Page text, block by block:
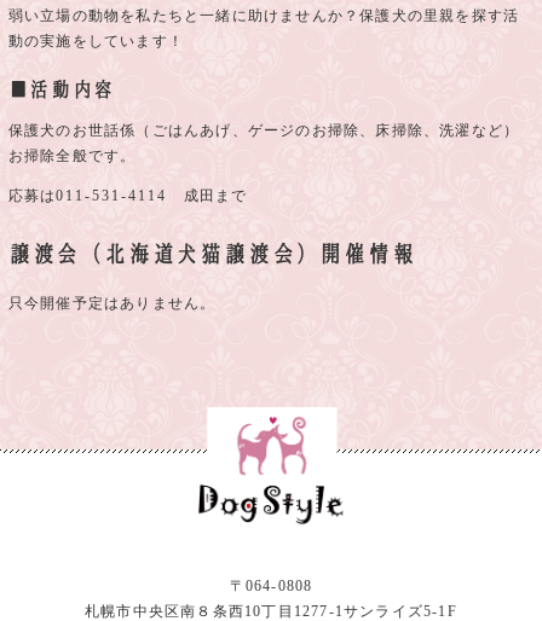
弱い立場の動物を私たちと一緒に助けませんか？保護犬の里親を探す活
動の実施をしています！
■活動内容
保護犬のお世話係（ごはんあげ、ゲージのお掃除、床掃除、洗濯など）
お掃除全般です。
応募は011-531-4114 成田まで
譲渡会（北海道犬猫譲渡会）開催情報
只今開催予定はありません。
〒064-0808
札幌市中央区南８条西10丁目1277-1サンライズ5-1F